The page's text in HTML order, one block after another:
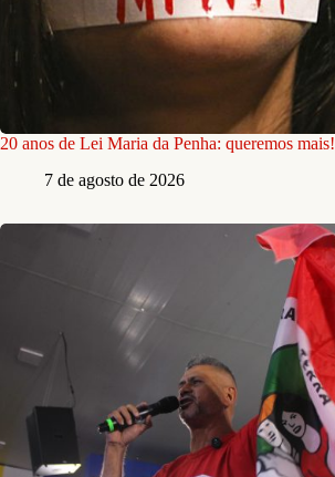
20 anos de Lei Maria da Penha: queremos mais!
7 de agosto de 2026